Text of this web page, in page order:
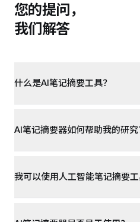
您的提问，
我们解答
什么是AI笔记摘要工具？
AI笔记摘要器如何帮助我的研究
我可以使用人工智能笔记摘要